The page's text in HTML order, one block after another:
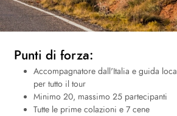
Punti di forza:
Accompagnatore dall'Italia e guida
per tutto il tour
Minimo 20, massimo 25 partecipanti
Tutte le prime colazioni e 7 cene